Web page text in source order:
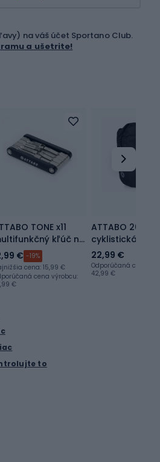
na váš účet Sportano Club.
a ušetrite!
TONE x11
kľúč na
čierny ATB-
€ -19%
cena:15,99 €
cena výrobcu:
€
ATTABO 20L
cyklistická
čierna APB-295
22,99 €
Odporúčaná cena
42,99 €
to